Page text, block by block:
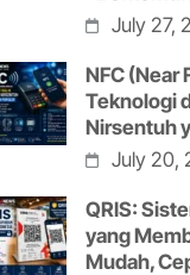
July 27,
NFC (Near
Teknologi
Nirsentuh
July 20,
QRIS:
yang
Mudah,